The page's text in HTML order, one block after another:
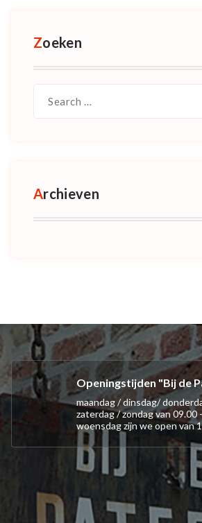
Zoeken
for:
Archieven
Openingstijden "Bij de
maandag / dinsdag/
zaterdag / zondag van 09.00
woensdag zijn we open van